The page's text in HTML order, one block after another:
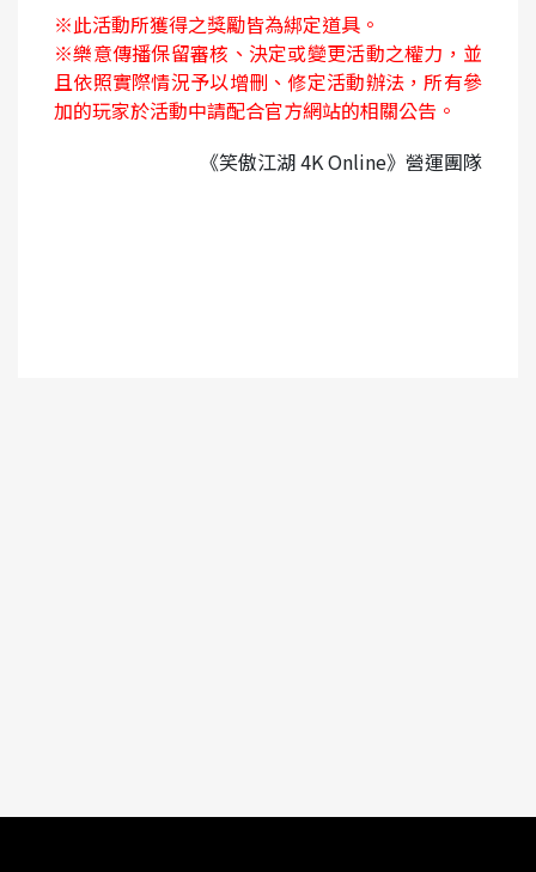
※此活動所獲得之獎勵皆為綁定道具。
※樂意傳播保留審核、決定或變更活動之權力，並
且依照實際情況予以增刪、修定活動辦法，所有參
加的玩家於活動中請配合官方網站的相關公告。
《笑傲江湖 4K Online》營運團隊